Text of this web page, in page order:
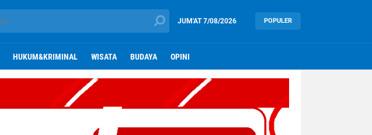
JUM'AT7/08/2026 POPULER
HUKUM&KRIMINAL WISATA BUDAYA OPINI